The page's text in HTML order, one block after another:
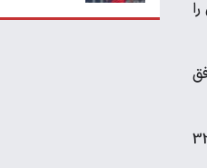
نسبت به جعل سند است. وکیل نکونام می گوید که کاهش قرارداد موکلش از رقم 32